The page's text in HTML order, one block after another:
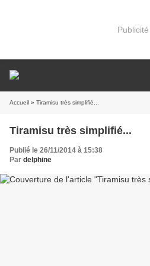
Publicité
Accueil » Tiramisu très simplifié...
Tiramisu très simplifié...
Publié le 26/11/2014 à 15:38
Par delphine